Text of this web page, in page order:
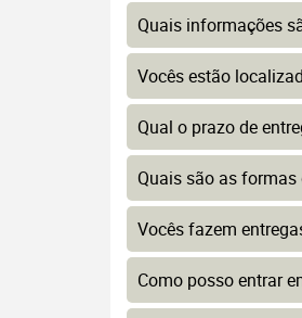
Quais informações
Vocês estão
Qual o prazo de
Quais são as formas
Vocês fazem
Como posso entrar